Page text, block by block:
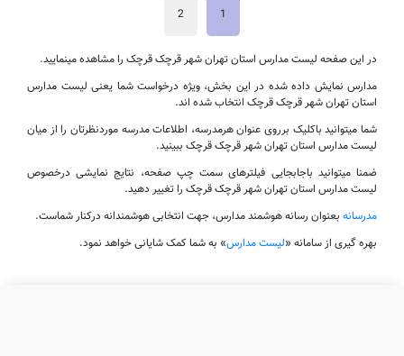
1
2
در این صفحه لیست مدارس استان تهران شهر قرچک قرچک را مشاهده مینمایید.
مدارس نمایش داده شده در این بخش، ویژه درخواست شما یعنی لیست مدارس
استان تهران شهر قرچک قرچک انتخاب شده اند.
شما میتوانید باکلیک برروی عنوان هرمدرسه، اطلاعات مدرسه موردنظرتان را از میان
لیست مدارس استان تهران شهر قرچک قرچک ببینید.
ضمنا میتوانید باجابجایی فیلترهای سمت چپ صفحه، نتایج نمایشی درخصوص
لیست مدارس استان تهران شهر قرچک قرچک را تغییر دهید.
مدرسانه بعنوان رسانه هوشمند مدارس، جهت انتخابی هوشمندانه درکنار شماست.
بهره گیری از سامانه «لیست مدارس» به شما کمک شایانی خواهد نمود.